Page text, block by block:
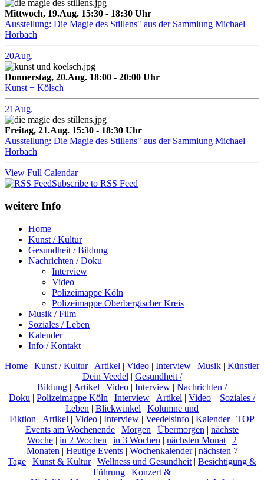
Mittwoch, 19.Aug. 15:30 - 18:30 Uhr
Ausstellung: Die Magie des Stillens" aus der Sammlung Michael
Horbach
20Aug.
Donnerstag, 20.Aug. 18:00 - 20:00 Uhr
Kunst + Kölsch
21 Aug.
Freitag, 21.Aug. 15:30 - 18:30 Uhr
Ausstellung: Die Magie des Stillens" aus der Sammlung Michael
Horbach
View Full Calendar
Subscribe to RSS Feed
weitere Info
Home
Kunst / Kultur
Gesundheit / Bildung
Nachrichten / Doku
Interview
Video
Polizeimappe Köln
Polizeimappe Oberbergischer Kreis
Musik / Film
Soziales / Leben
Kalender
Info / Kontakt
Home | Kunst / Kultur| Artikel | Video | Interview | Musik | Künstler
Dein Veedel | Gesundheit /
Bildung | Artikel | Video | Interview | Nachrichten /
Doku | Polizeimappe Köln | Interview | Artikel | Video | Soziales /
Leben | Blickwinkel | Kolumne und
Fiktion | Artikel | Video | Interview | Veedelsinfo | Kalender| TOP
Events am Wochenende | Morgen | Übermorgen | nächste
Woche | in 2 Wochen | in 3 Wochen | nächsten Monat | 2
Monaten | Heutige Events| Wochenkalender| nächsten 7
Tage | Kunst & Kultur| Wellness und Gesundheit | Besichtigung &
Führung | Konzert &